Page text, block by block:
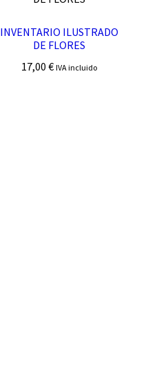
INVENTARIO ILUSTRADO
DE FLORES
17,00 € IVA incluido